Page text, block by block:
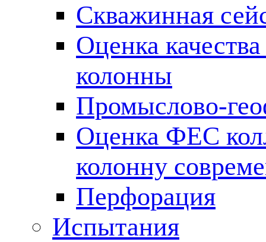
Скважинная
Оценка
колонны
Промыслово-
Оценка ФЕС
колонну
Перфорация
Испытания